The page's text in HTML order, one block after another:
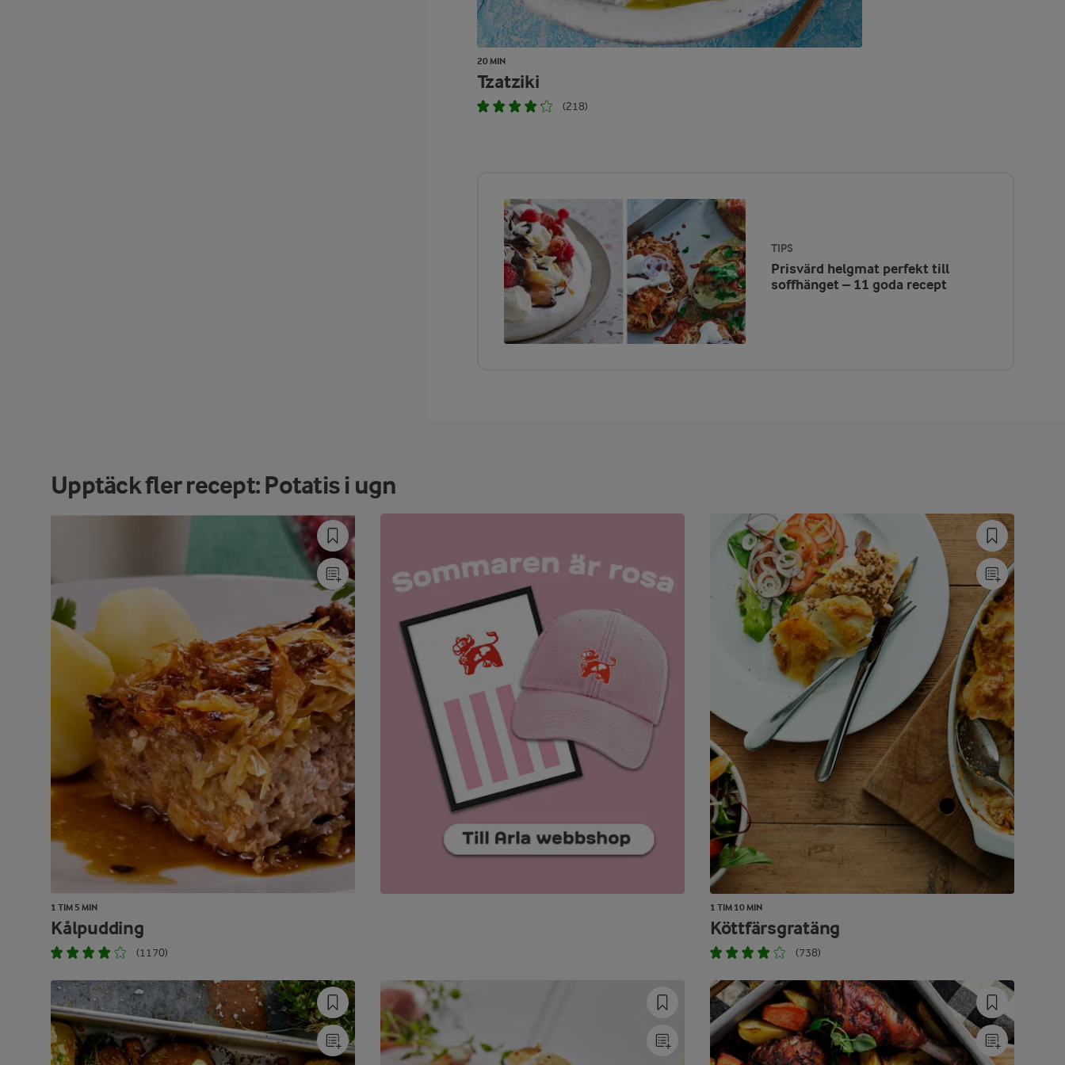
20 MIN
Tzatziki
(218)
TIPS
Prisvärd helgmat perfekt till
soffhänget – 11 goda recept
Upptäck fler recept: Potatis i ugn
1 TIM 5 MIN
Kålpudding
(1170)
1 TIM 10 MIN
Köttfärsgratäng
(738)